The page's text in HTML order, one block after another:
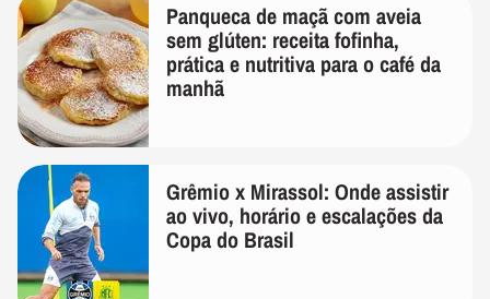
Panqueca de maçã com aveia
sem glúten: receita fofinha,
prática e nutritiva para o café da
manhã
Grêmio x Mirassol: Onde assistir
ao vivo, horário e escalações da
Copa do Brasil